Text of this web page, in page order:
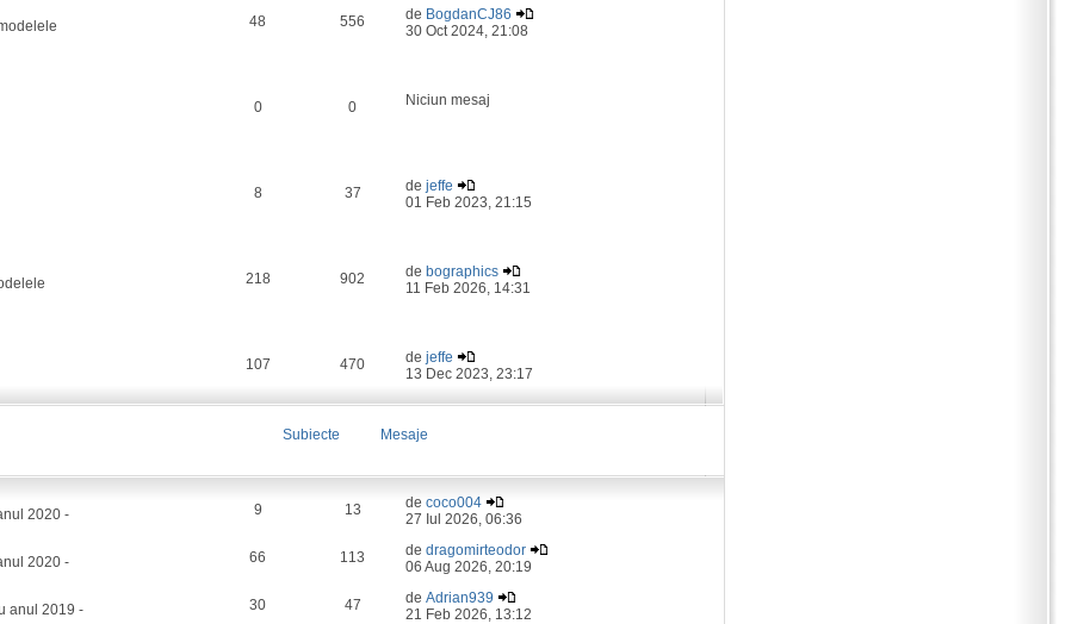
48 556 de BogdanCJ86
30 Oct 2024, 21:08
0 0 Niciun mesaj
8 37 dejeffe
01 Feb 2023, 21:15
218 902 de bographics
11 Feb 2026, 14:31
107 470 dejeffe
13 Dec 2023, 23:17
Subiecte
Mesaje
2020 -
9 13 decoco004
27 Iul 2026, 06:36
2020 -
66 113 dedragomirteodor
06 Aug 2026, 20:19
anul 2019 -
30 47 deAdrian939
21 Feb 2026, 13:12